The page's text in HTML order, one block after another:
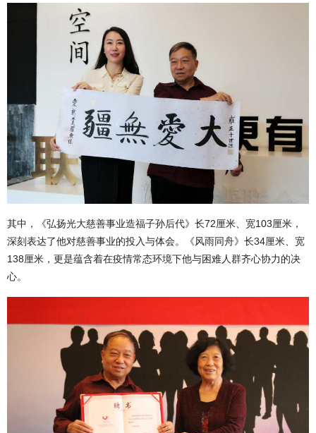
其中，《弘扬光大慈善事业造福子孙后代》长72厘米、宽103厘米，
深刻表达了他对慈善事业的投入与体会。《风雨同舟》长34厘米、宽
138厘米，更是蕴含着在疫情常态环境下他与困难人群齐心协力的决
心。